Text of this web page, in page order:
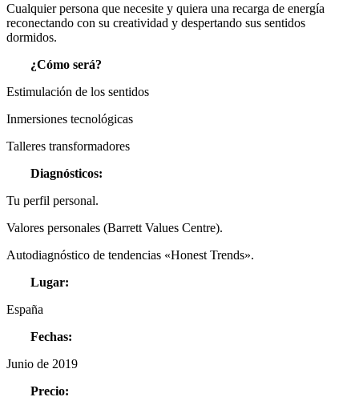
Cualquier persona que necesite y quiera una recarga de energía
reconectando con su creatividad y despertando sus sentidos
dormidos.
¿Cómo será?
Estimulación de los sentidos
Inmersiones tecnológicas
Talleres transformadores
Diagnósticos:
Tu perfil personal.
Valores personales (Barrett Values Centre).
Autodiagnóstico de tendencias «Honest Trends».
Lugar:
España
Fechas:
Junio de 2019
Precio: